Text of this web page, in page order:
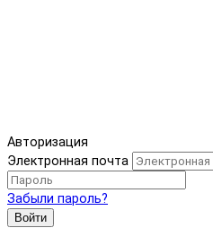
Авторизация
Электронная почта
Забыли пароль?
Войти